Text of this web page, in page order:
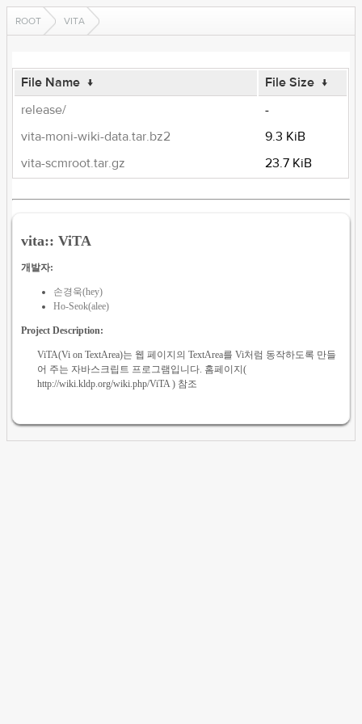
ROOT VITA
File Name ↓ File Size ↓
release/
-
vita-moni-wiki-data.tar.bz2
9.3 KiB
vita-scmroot.tar.gz
23.7 KiB
vita:: ViTA
개발자:
손경욱(hey)
Ho-Seok(alee)
Project Description:
ViTA(Vi on TextArea)는 웹 페이지의 TextArea를 Vi처럼 동작하도록 만들
어 주는 자바스크립트 프로그램입니다. 홈페이지(
http://wiki.kldp.org/wiki.php/ViTA ) 참조